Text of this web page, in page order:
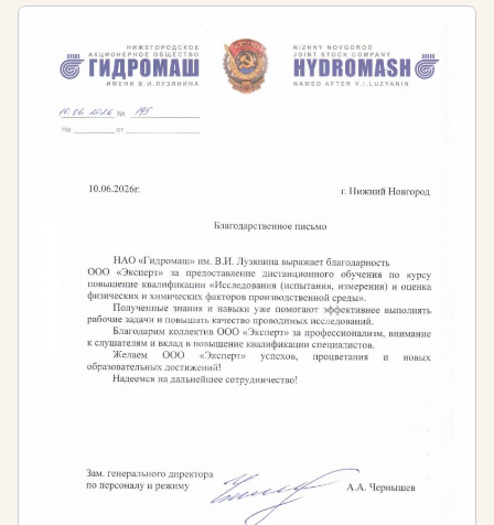
приобрести новую профессию или повысить свою
профессиональную компетенцию в сфере
агрономии с целью эффективного выполнения
своих трудовых обязанностей:
Агроном
Агроном тепличного хозяйства
Агроном по семеноводству
Агрохимик
Основы почвоведения